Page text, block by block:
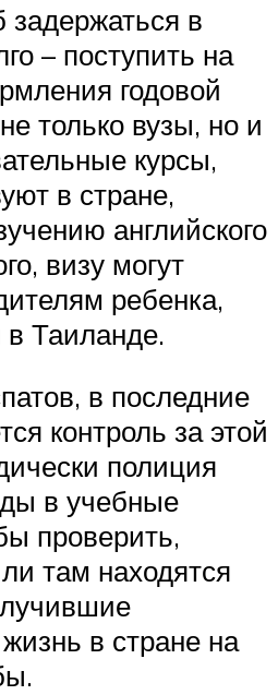
задержаться в
– поступить на
годовой
только вузы, но и
курсы,
в стране,
английского
визу могут
ребенка,
в Таиланде.
в последние
контроль за этой
полиция
в учебные
проверить,
там находятся
в стране на